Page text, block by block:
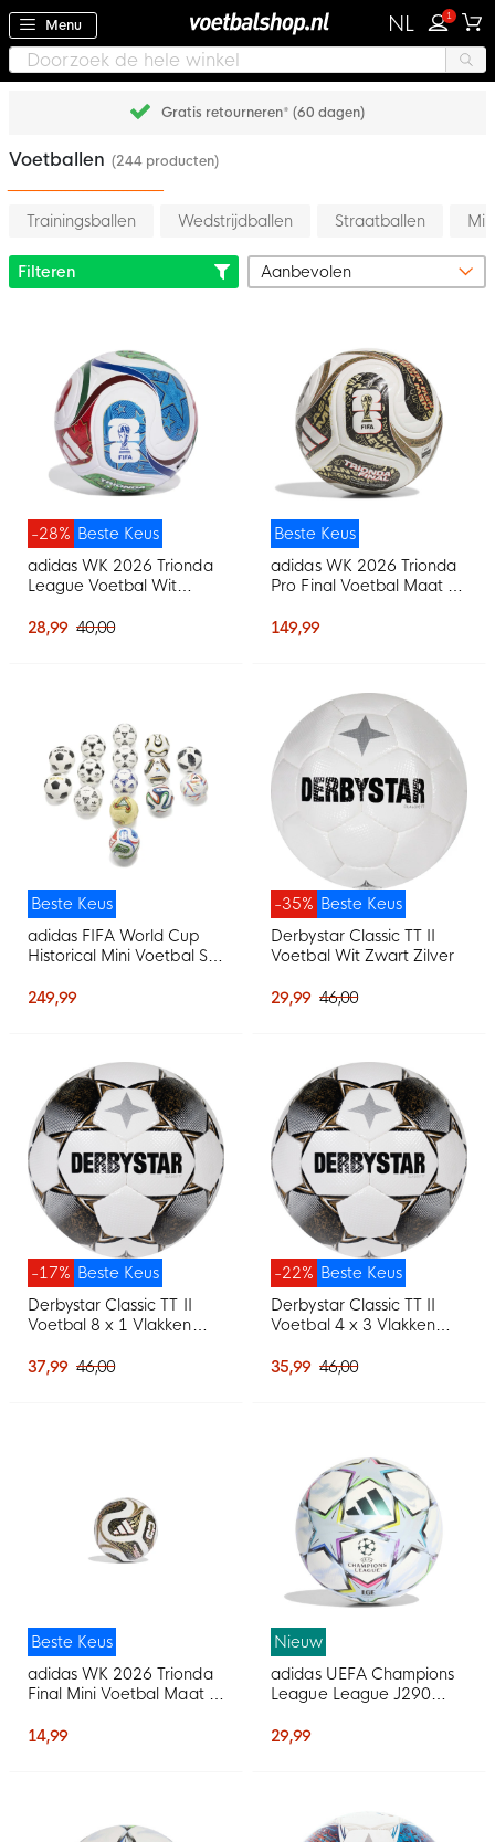
Menu NL 1
Gratis retourneren* (60 dagen)
Voetballen (244 producten)
Trainingsballen Wedstrijdballen Straatballen
Filteren
Beste Keus
-28%
adidas WK 2026 Trionda
League Voetbal Wit
28,99 40,00
Beste Keus
adidas WK 2026 Trionda
Pro Final Voetbal Maat 5
149,99
Beste Keus
adidas FIFA World Cup
Historical Mini Voetbal Set
249,99
Beste Keus
-35%
Derbystar Classic TT II
Voetbal Wit Zwart Zilver
29,99 46,00
Beste Keus
-17%
Derbystar Classic TT II
Voetbal 8 x 1 Vlakken
37,99 46,00
Beste Keus
-22%
Derbystar Classic TT II
Voetbal 4 x 3 Vlakken
35,99 46,00
Beste Keus
adidas WK 2026 Trionda
Final Mini Voetbal Maat 1
14,99
Nieuw
adidas UEFA Champions
League League J290
2027 Wit Zwart Multicolor
29,99